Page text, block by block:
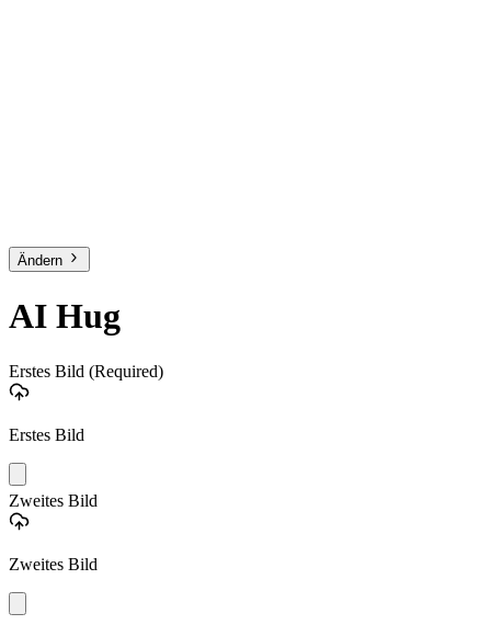
Ändern
AI Hug
Erstes Bild (Required)
Erstes Bild
Zweites Bild
Zweites Bild